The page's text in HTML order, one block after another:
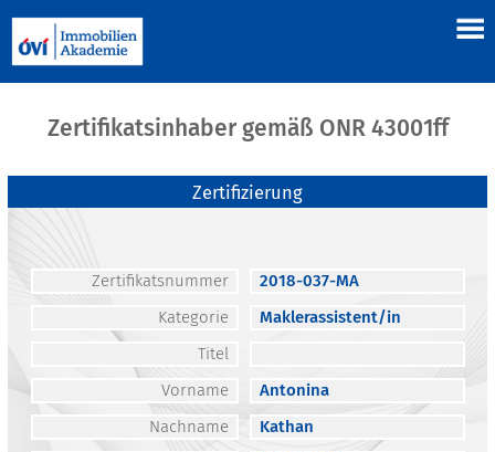
Zertifikatsinhaber gemäß ONR 43001ff
Zertifizierung
Zertifikatsnummer
2018-037-MA
Kategorie
Maklerassistent/in
Titel
Vorname
Antonina
Nachname
Kathan